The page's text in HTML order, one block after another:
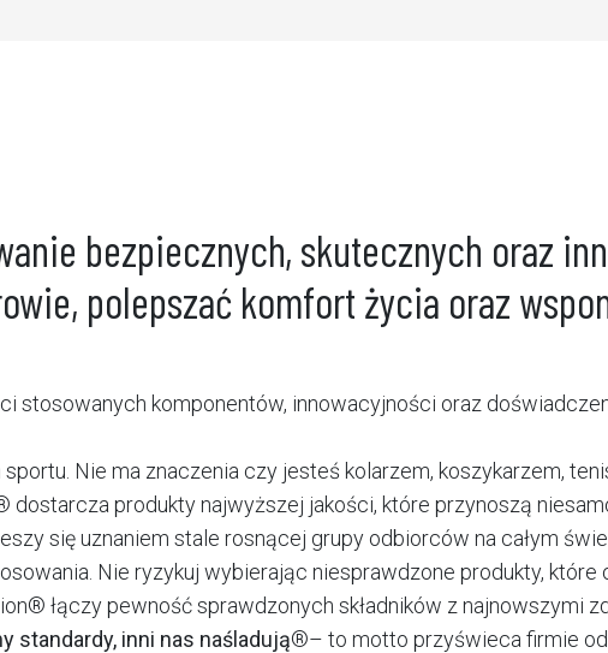
bezpiecznych, skutecznych oraz
polepszać komfort życia oraz
stosowanych komponentów, innowacyjności oraz
Nie ma znaczenia czy jesteś kolarzem, koszykarzem,
produkty najwyższej jakości, które przynoszą
się uznaniem stale rosnącej grupy odbiorców na całym
Nie ryzykuj wybierając niesprawdzone produkty,
łączy pewność sprawdzonych składników z najnowszymi
standardy, inni nas naśladują®– to motto przyświeca firmie od